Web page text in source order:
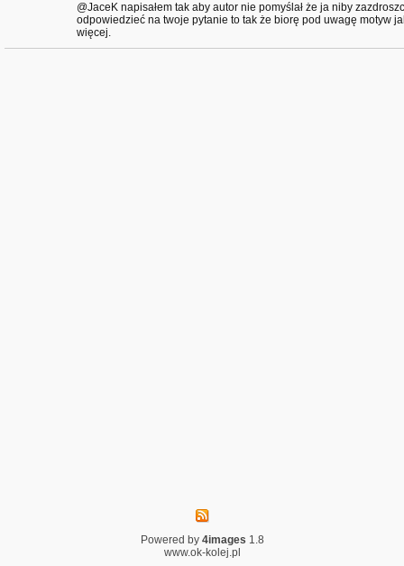
@JaceK napisałem tak aby autor nie pomyślał że ja niby
odpowiedzieć na twoje pytanie to tak że biorę pod uwagę motyw
więcej.
Powered by 4images 1.8
www.ok-kolej.pl